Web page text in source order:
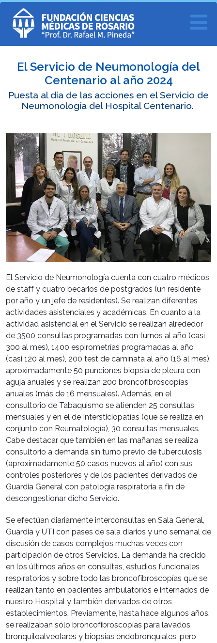
El Servicio de Neumonología del
Centenario al año 2024
Puesta al día de las acciones en el Servicio de
Neumonología del Hospital Centenario.
El Servicio de Neumonología cuenta con cuatro médicos
de staff y cuatro becarios de postgrados (un residente
por año y un jefe de residentes). Se realizan diferentes
actividades asistenciales y académicas. En cuanto a la
actividad asistencial en el Servicio se realizan alrededor
de 3500 consultas programadas con turnos al año (casi
300 al mes), 1400 espirometrías programadas al año
(casi 120 al mes), 200 test de caminata al año (16 al mes),
aproximadamente 50 punciones biopsia de pleura con
aguja anuales y se realizan 200 broncofibroscopías
anuales (más de 16 mensuales). Además, en el
consultorio de Tabaquismo se atienden 25 consultas
mensuales y en el de Intersticiopatías (que se realiza en
conjunto con Reumatología), 30 consultas mensuales.
Cabe destacar que también en las mañanas se realiza
consultorio a demanda sin turno previo de tuberculosis
(aproximadamente 50 casos nuevos al año) con sus
controles posteriores y de los pacientes derivados de
Guardia General con patología respiratoria a fin de
descongestionar dicho Servicio.
Se efectúan diariamente interconsultas en Sala General,
Guardia y UTI con pases de sala diarios y uno semanal de
discusión de casos complejos muchas veces con
participación de otros Servicios. La demanda ha crecido
en los últimos años en consultas, estudios funcionales
respiratorios y sobre todo las broncofibroscopías que se
realizan tanto en pacientes ambulatorios e internados de
nuestro Hospital y también derivados de otros
establecimientos. Previamente, hasta hace algunos años,
se realizaban sólo broncofibroscopías para lavados
bronquiloalveolares y biopsias endobronquiales, pero